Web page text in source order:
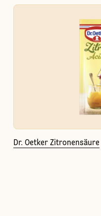
Dr. Oetker Zitronensäure